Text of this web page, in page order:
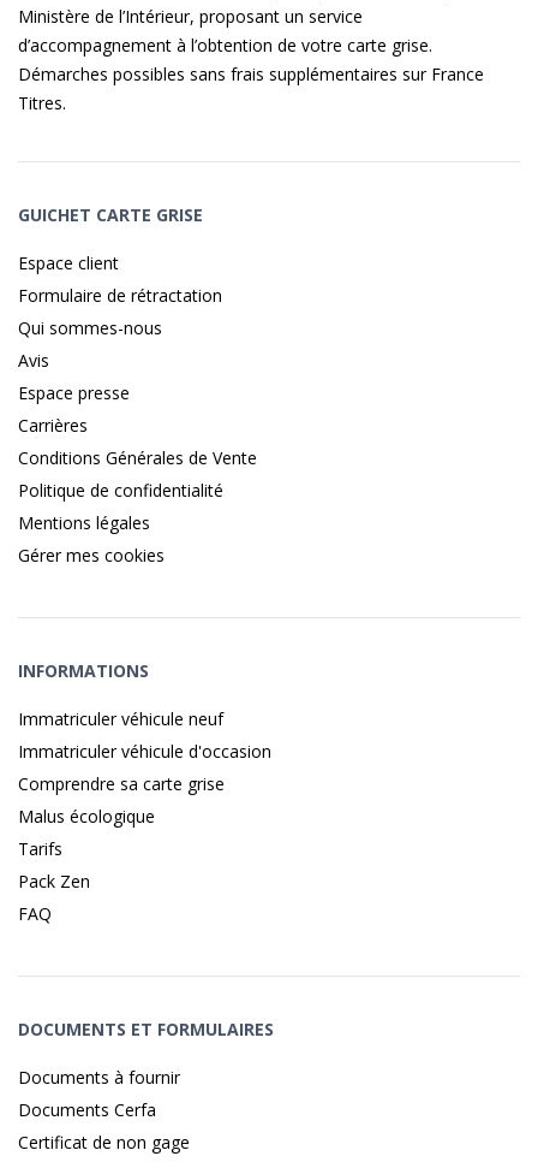
Ministère de l’Intérieur, proposant un service
d’accompagnement à l’obtention de votre carte grise.
Démarches possibles sans frais supplémentaires sur France
Titres.
GUICHET CARTE GRISE
Espace client
Formulaire de rétractation
Qui sommes-nous
Avis
Espace presse
Carrières
Conditions Générales de Vente
Politique de confidentialité
Mentions légales
Gérer mes cookies
INFORMATIONS
Immatriculer véhicule neuf
Immatriculer véhicule d'occasion
Comprendre sa carte grise
Malus écologique
Tarifs
Pack Zen
FAQ
DOCUMENTS ET FORMULAIRES
Documents à fournir
Documents Cerfa
Certificat de non gage